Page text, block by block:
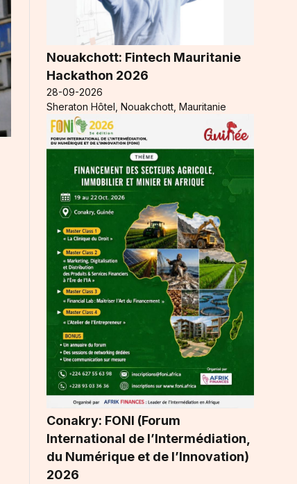
Nouakchott: Fintech Mauritanie
Hackathon 2026
28-09-2026
Sheraton Hôtel, Nouakchott, Mauritanie
Conakry: FONI (Forum
International de l’Intermédiation,
du Numérique et de l’Innovation)
2026